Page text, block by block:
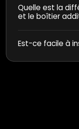
Quelle est la
et le boîtier
Est-ce facile à